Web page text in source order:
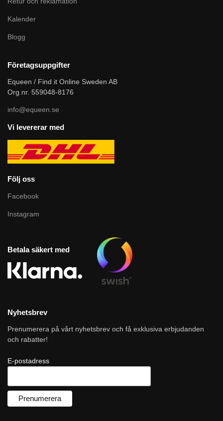
Kalender
Blogg
Företagsuppgifter
Equeen / Find it Online Sweden AB
Org.nr. 559048-8176
info@equeen.se
Vi levererar med
Följ oss
Facebook
Instagram
Betala säkert med
Nyhetsbrev
Prenumerera på vårt nyhetsbrev och få exklusiva erbjudanden
och rabatter!
E-postadress